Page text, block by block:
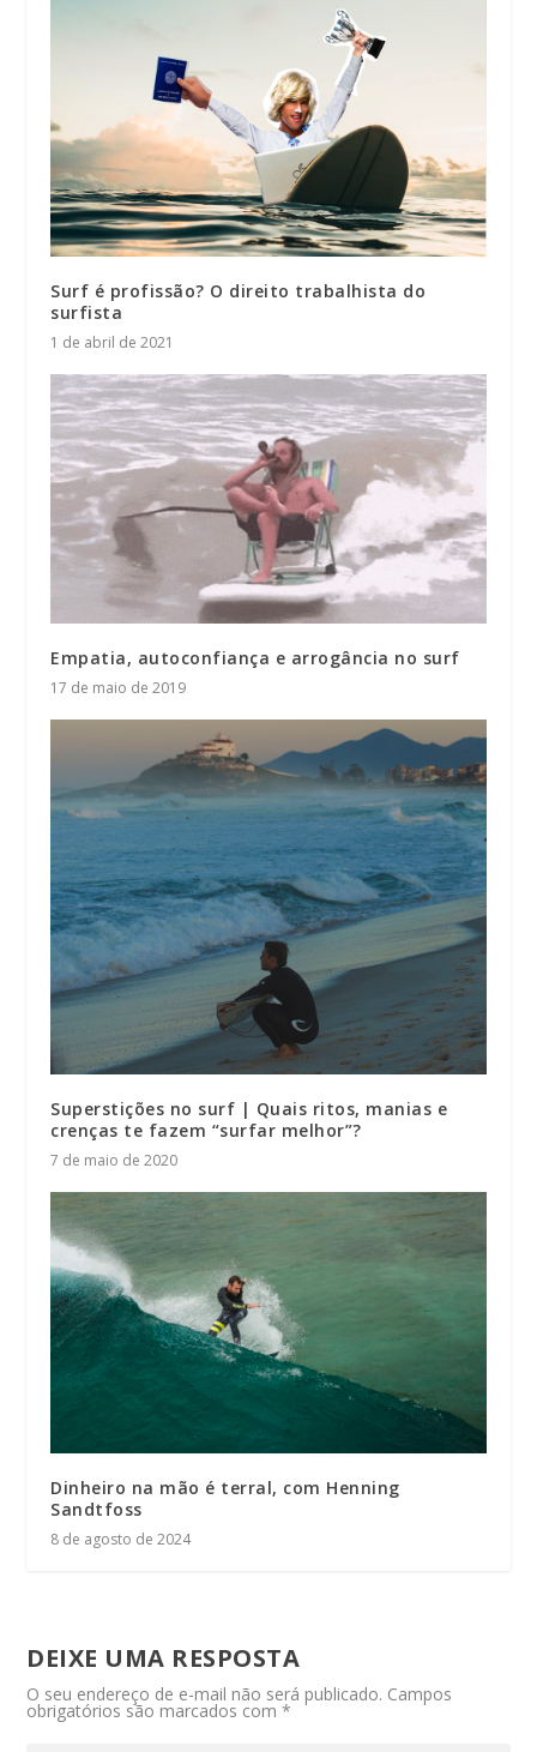
Surf é profissão? O direito trabalhista do
surfista
1 de abril de 2021
Empatia, autoconfiança e arrogância no surf
17 de maio de 2019
Superstições no surf | Quais ritos, manias e
crenças te fazem “surfar melhor”?
7 de maio de 2020
Dinheiro na mão é terral, com Henning
Sandtfoss
8 de agosto de 2024
DEIXE UMA RESPOSTA
O seu endereço de e-mail não será publicado. Campos
obrigatórios são marcados com*